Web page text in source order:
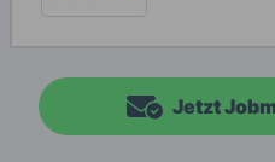
Jetzt